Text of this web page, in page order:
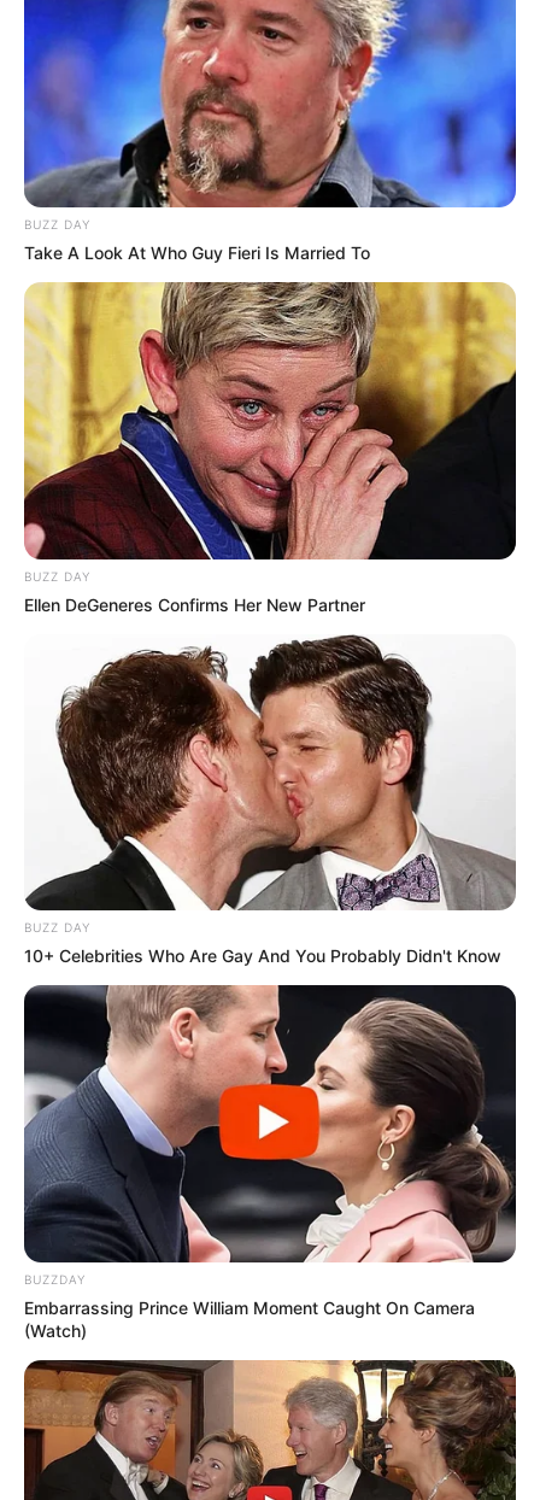
BUZZ DAY
Take A Look At Who Guy Fieri Is Married To
BUZZ DAY
Ellen DeGeneres Confirms Her New Partner
BUZZ DAY
10+ Celebrities Who Are Gay And You Probably Didn't Know
BUZZDAY
Embarrassing Prince William Moment Caught On Camera
(Watch)